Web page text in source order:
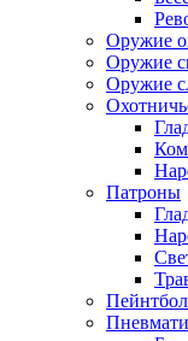
Оружие
Оружие
Оружие
Патроны
Пейнтбол